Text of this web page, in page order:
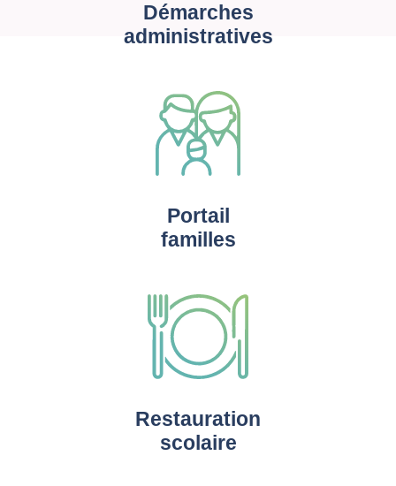
Démarches
administratives
Portail
familles
Restauration
scolaire